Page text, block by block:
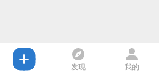
发现 我的